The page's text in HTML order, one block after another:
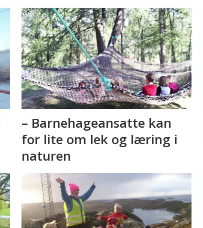
– Barnehageansatte kan
for lite om lek og læring i
naturen